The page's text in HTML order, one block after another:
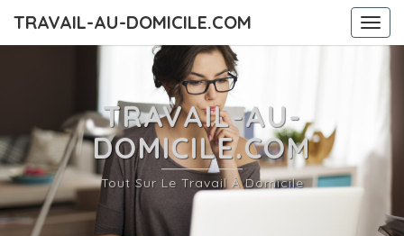
TRAVAIL-AU-DOMICILE.COM
TRAVAIL-AU-
DOMICILE.COM
Tout Sur Le Travail À Domicile